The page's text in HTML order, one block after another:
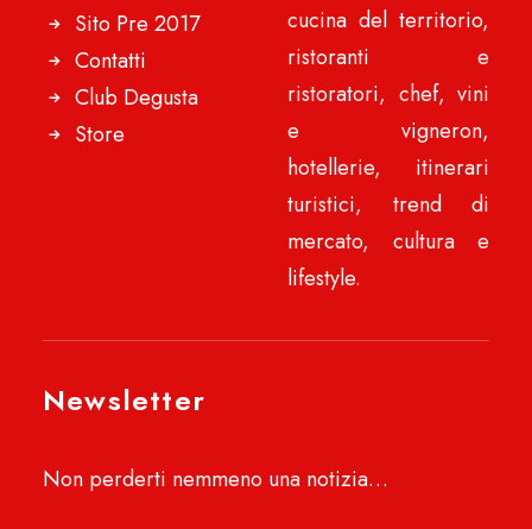
Sito Pre 2017
Contatti
Club Degusta
Store
cucina del territorio,
ristoranti e
ristoratori, chef, vini
e vigneron,
hotellerie, itinerari
turistici, trend di
mercato, cultura e
lifestyle.
Newsletter
Non perderti nemmeno una notizia…